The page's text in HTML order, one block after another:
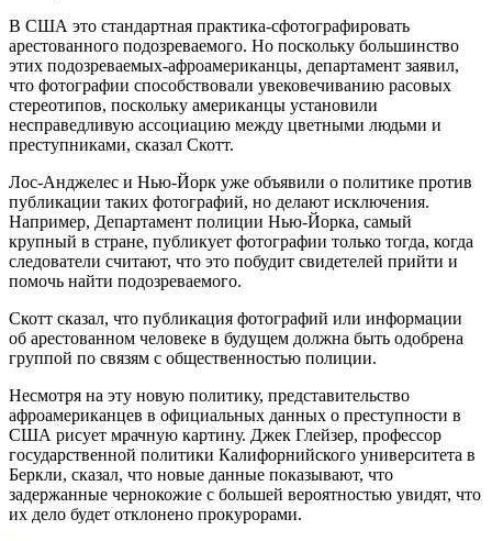
В США это стандартная практика-сфотографировать
арестованного подозреваемого. Но поскольку большинство
этих подозреваемых-афроамериканцы, департамент заявил,
что фотографии способствовали увековечиванию расовых
стереотипов, поскольку американцы установили
несправедливую ассоциацию между цветными людьми и
преступниками, сказал Скотт.
Лос-Анджелес и Нью-Йорк уже объявили о политике против
публикации таких фотографий, но делают исключения.
Например, Департамент полиции Нью-Йорка, самый
крупный в стране, публикует фотографии только тогда, когда
следователи считают, что это побудит свидетелей прийти и
помочь найти подозреваемого.
Скотт сказал, что публикация фотографий или информации
об арестованном человеке в будущем должна быть одобрена
группой по связям с общественностью полиции.
Несмотря на эту новую политику, представительство
афроамериканцев в официальных данных о преступности в
США рисует мрачную картину. Джек Глейзер, профессор
государственной политики Калифорнийского университета в
Беркли, сказал, что новые данные показывают, что
задержанные чернокожие с большей вероятностью увидят, что
их дело будет отклонено прокурорами.